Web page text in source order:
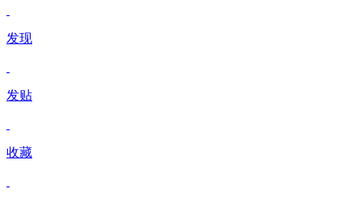
发现
发贴
收藏